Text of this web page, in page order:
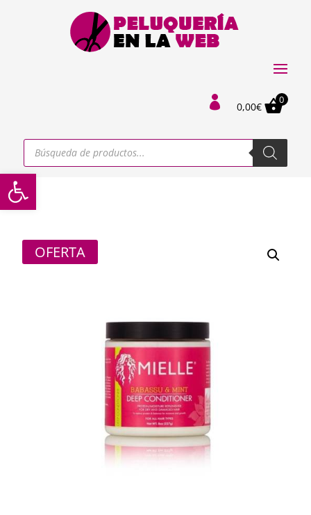
Abrir barra de herramientas
 0,00€
0
Búsqueda
productos
OFERTA